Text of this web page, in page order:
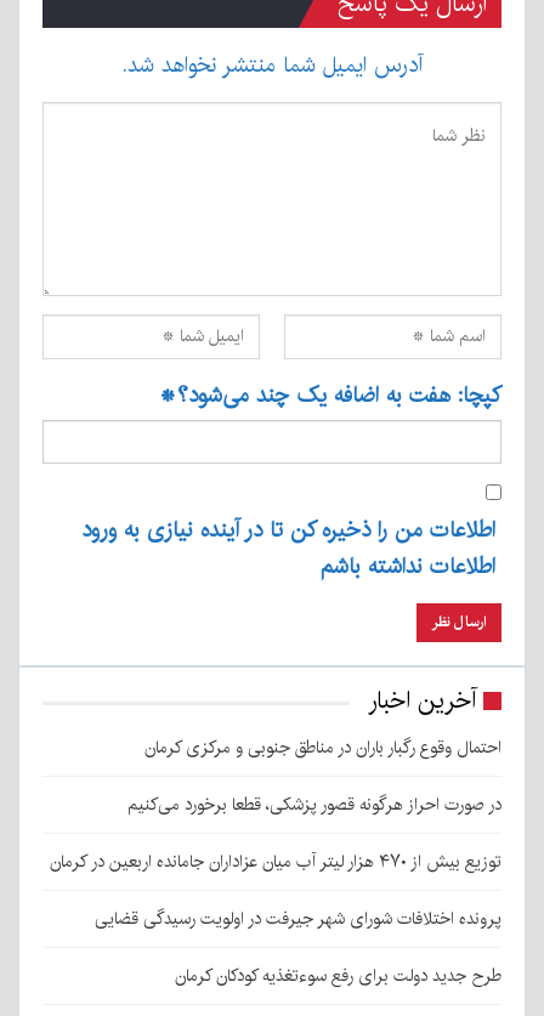
آدرس ایمیل شما منتشر نخواهد شد.
کپچا: هفت به اضافه یک چند می‌شود؟*
اطلاعات من را ذخیره کن تا در آینده نیازی به ورود
اطلاعات نداشته باشم
آخرین اخبار
احتمال وقوع رگبار باران در مناطق جنوبی و مرکزی کرمان
در صورت احراز هرگونه قصور پزشکی، قطعا برخورد می‌کنیم
توزیع بیش از ۴۷۰ هزار لیتر آب میان عزاداران جامانده اربعین در کرمان
پرونده اختلافات شورای شهر جیرفت در اولویت رسیدگی قضایی
طرح جدید دولت برای رفع سوءتغذیه کودکان کرمان